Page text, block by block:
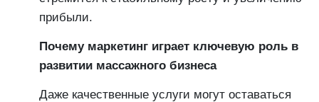
прибыли.
Почему маркетинг играет ключевую роль в
развитии массажного бизнеса
Даже качественные услуги могут оставаться